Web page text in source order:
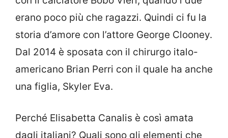
erano poco più che ragazzi. Quindi ci fu la
storia d’amore con l’attore George Clooney.
Dal 2014 è sposata con il chirurgo italo-
americano Brian Perri con il quale ha anche
una figlia, Skyler Eva.
Perché Elisabetta Canalis è così amata
dagli italiani? Quali sono gli elementi che